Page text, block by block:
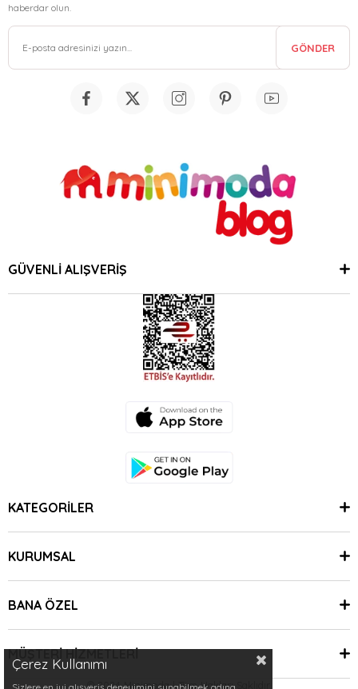
haberdar olun.
GÖNDER
GÜVENLİ ALIŞVERİŞ
KATEGORİLER
KURUMSAL
BANA ÖZEL
MÜŞTERİ HİZMETLERİ
© 2024 Minimoda | Tüm Hakları Saklıdır.
Çerez Kullanımı